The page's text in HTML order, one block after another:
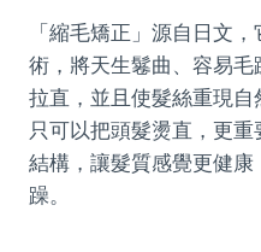
「縮毛矯正」源自日文
術，將天生鬈曲、容易
拉直，並且使髮絲重現
只可以把頭髮燙直，更
結構，讓髮質感覺更健
躁。